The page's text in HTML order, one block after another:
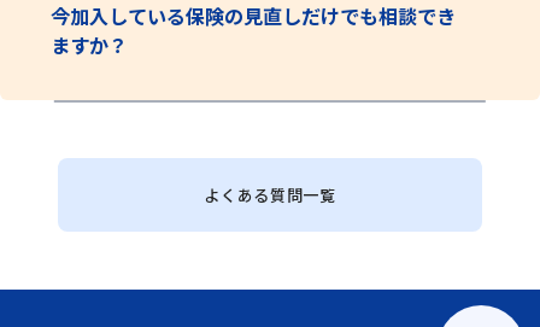
今加入している保険の見直しだけでも相談でき
ますか？
よくある質問一覧